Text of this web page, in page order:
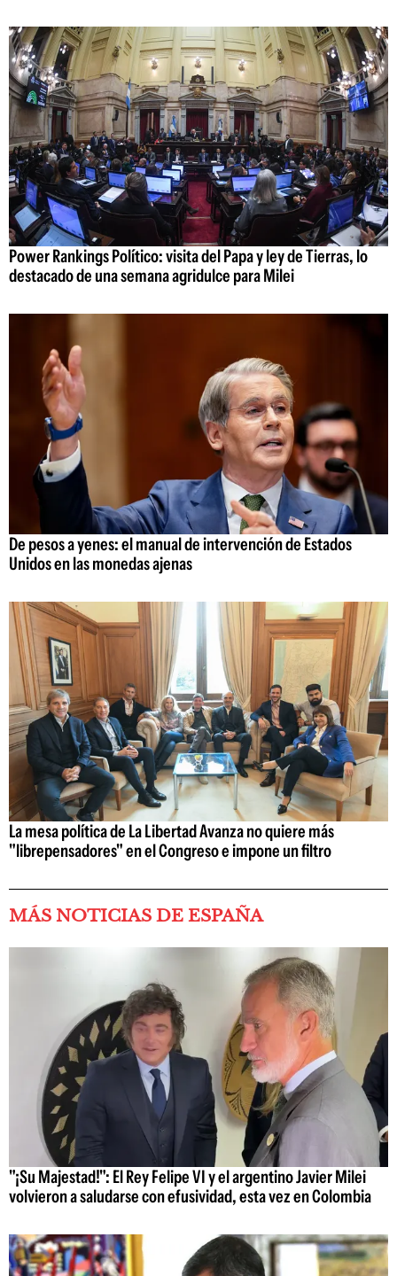
Power Rankings Político: visita del Papa y ley de Tierras, lo
destacado de una semana agridulce para Milei
De pesos a yenes: el manual de intervención de Estados
Unidos en las monedas ajenas
La mesa política de La Libertad Avanza no quiere más
"librepensadores" en el Congreso e impone un filtro
MÁS NOTICIAS DE ESPAÑA
"¡Su Majestad!": El Rey Felipe VI y el argentino Javier Milei
volvieron a saludarse con efusividad, esta vez en Colombia